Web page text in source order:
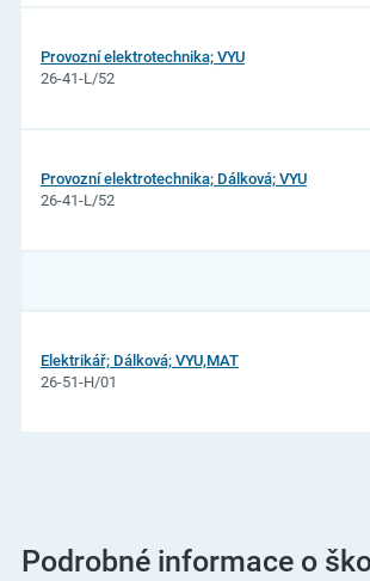
Provozní elektrotechnika; VYU
26-41-L/52
Provozní elektrotechnika; Dálková; VYU
26-41-L/52
Elektrikář; Dálková; VYU,MAT
26-51-H/01
Podrobné informace o